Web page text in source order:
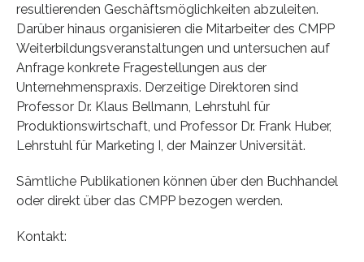
resultierenden Geschäftsmöglichkeiten abzuleiten.
Darüber hinaus organisieren die Mitarbeiter des CMPP
Weiterbildungsveranstaltungen und untersuchen auf
Anfrage konkrete Fragestellungen aus der
Unternehmenspraxis. Derzeitige Direktoren sind
Professor Dr. Klaus Bellmann, Lehrstuhl für
Produktionswirtschaft, und Professor Dr. Frank Huber,
Lehrstuhl für Marketing I, der Mainzer Universität.
Sämtliche Publikationen können über den Buchhandel
oder direkt über das CMPP bezogen werden.
Kontakt: